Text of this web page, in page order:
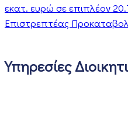
εκατ. ευρώ σε επιπλέον
Επιστρεπτέας
Υπηρεσίες